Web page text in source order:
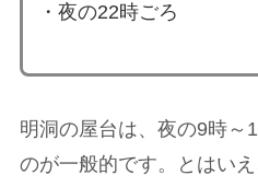
・夜の22時ごろ
明洞の屋台は、夜の9時～
のが一般的です。とはい